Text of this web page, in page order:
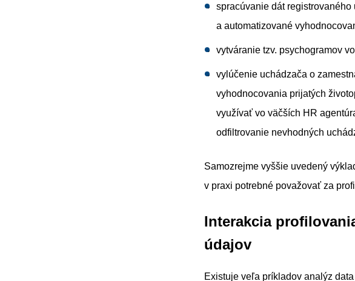
spracúvanie dát registrovaného
a automatizované
vytváranie tzv. psychogramov
vylúčenie uchádzača o
vyhodnocovania prijatých
využívať vo väčších HR
odfiltrovanie nevhodných
Samozrejme vyššie uvedený
v praxi potrebné považovať za
Interakcia
údajov
Existuje veľa príkladov analýz